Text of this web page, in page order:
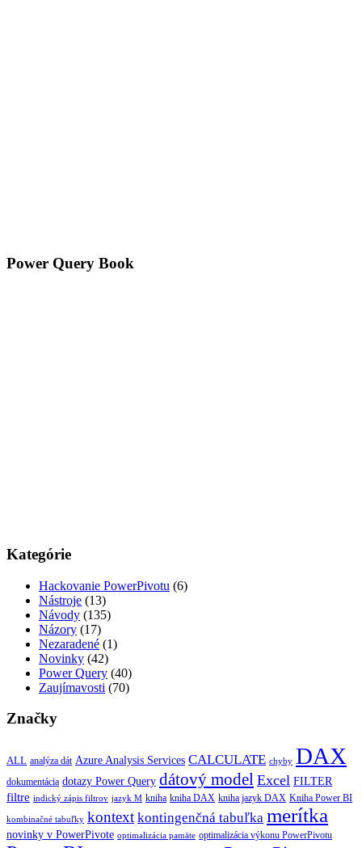
Power Query Book
Kategórie
Hackovanie PowerPivotu (6)
Nástroje (13)
Návody (135)
Názory (17)
Nezaradené (1)
Novinky (42)
Power Query (40)
Zaujímavosti (70)
Značky
ALL analýza dát Azure Analysis Services CALCULATE chyby DAX
dokumentácia dotazy Power Query dátový model Excel FILTER
filtre indický zápis filtrov jazyk M kniha kniha DAX kniha jazyk DAX Kniha Power BI
kombinačné tabuľky kontext kontingenčná tabuľka merítka
novinky v PowerPivote optimalizácia pamäte optimalizácia výkonu PowerPivotu